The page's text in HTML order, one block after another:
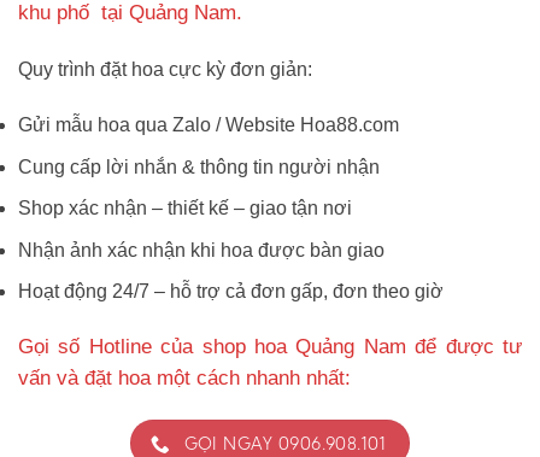
khu phố tại Quảng Nam.
Quy trình đặt hoa cực kỳ đơn giản:
Gửi mẫu hoa qua Zalo / Website Hoa88.com
Cung cấp lời nhắn & thông tin người nhận
Shop xác nhận – thiết kế – giao tận nơi
Nhận ảnh xác nhận khi hoa được bàn giao
Hoạt động 24/7 – hỗ trợ cả đơn gấp, đơn theo giờ
Gọi số Hotline của shop hoa Quảng Nam để được tư
vấn và đặt hoa một cách nhanh nhất:
GỌI NGAY 0906.908.101